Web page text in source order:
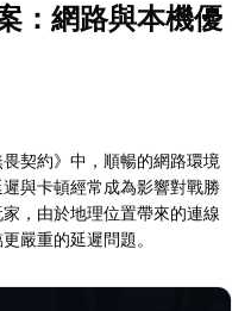
：網路與本機優
契約》中，順暢的網路環境
與卡頓經常成為影響對戰勝
，由於地理位置帶來的連線
嚴重的延遲問題。